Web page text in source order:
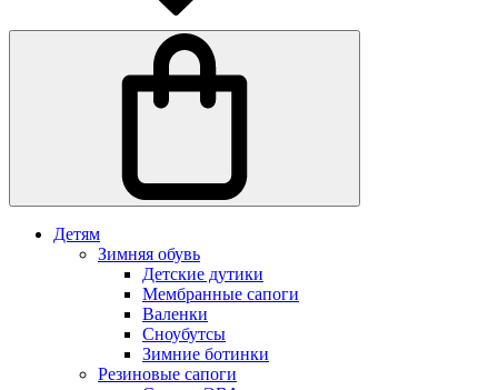
Детям
Зимняя обувь
Детские дутики
Мембранные сапоги
Валенки
Сноубутсы
Зимние ботинки
Резиновые сапоги